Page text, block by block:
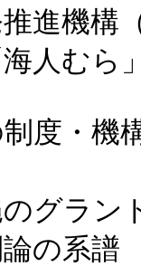
進機構
人むら
度・機
のグラ
の系譜